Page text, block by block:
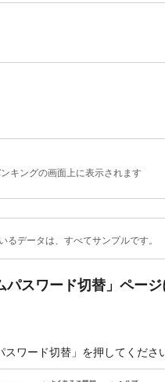
キングの画面上に表示されます
データは、すべてサンプルです。
スワード切替」ペー
スワード切替」を押してくださ